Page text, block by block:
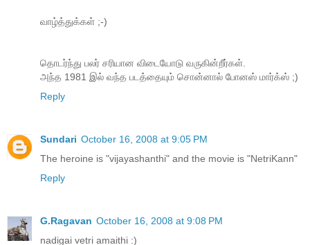
வாழ்த்துக்கள் ;-)
தொடர்ந்து பலர் சரியான விடையோடு வருகின்றீர்கள்.
அந்த 1981 இல் வந்த படத்தையும் சொன்னால் போனஸ் மார்க்ஸ் ;)
Reply
Sundari October 16, 2008 at 9:05 PM
The heroine is "vijayashanthi" and the movie is "NetriKann"
Reply
G.Ragavan October 16, 2008 at 9:08 PM
nadigai vetri amaithi :)